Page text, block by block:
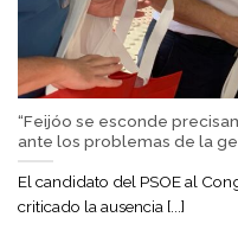
“Feijóo se esconde
ante los problemas de la
El candidato del PSOE al
criticado la ausencia [...]